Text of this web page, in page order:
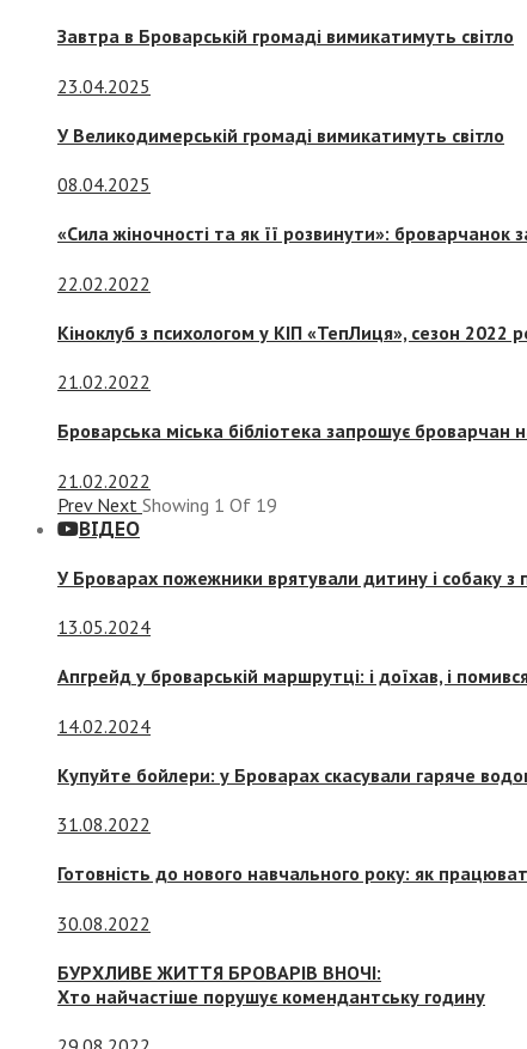
Завтра в Броварській громаді вимикатимуть світло
23.04.2025
У Великодимерській громаді вимикатимуть світло
08.04.2025
«Сила жіночності та як її розвинути»:
22.02.2022
Кіноклуб з психологом у КІП «ТепЛиця», сезон 2022
21.02.2022
Броварська міська бібліотека запрошує
21.02.2022
Prev Next Showing 1 Of 19
ВІДЕО
У Броварах пожежники врятували дитину і собаку
13.05.2024
Апгрейд у броварській маршрутці: і доїхав, і
14.02.2024
Купуйте бойлери: у Броварах скасували гаряче
31.08.2022
Готовність до нового навчального року: як
30.08.2022
БУРХЛИВЕ ЖИТТЯ БРОВАРІВ ВНОЧІ:
Хто найчастіше порушує комендантську годину